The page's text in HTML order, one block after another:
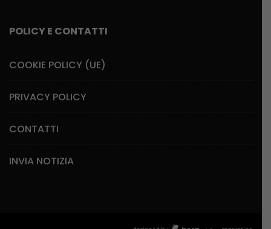
POLICY E CONTATTI
COOKIE POLICY (UE)
PRIVACY POLICY
CONTATTI
INVIA NOTIZIA